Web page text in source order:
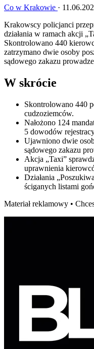
Co w Krakowie ·
Krakowscy policjanci
działania w ramach akcji
Skontrolowano 440
zatrzymano dwie osoby
sądowego zakazu
W skrócie
Skontrolowano 440
cudzoziemców.
Nałożono 124
5 dowodów
Ujawniono dwie
sądowego zakazu
Akcja „Taxi”
uprawnienia
Działania
ściganych listami
Materiał reklamowy •